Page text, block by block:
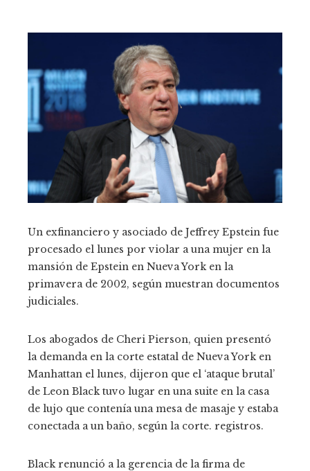
Un exfinanciero y asociado de Jeffrey Epstein fue
procesado el lunes por violar a una mujer en la
mansión de Epstein en Nueva York en la
primavera de 2002, según muestran documentos
judiciales.
Los abogados de Cheri Pierson, quien presentó
la demanda en la corte estatal de Nueva York en
Manhattan el lunes, dijeron que el ‘ataque brutal’
de Leon Black tuvo lugar en una suite en la casa
de lujo que contenía una mesa de masaje y estaba
conectada a un baño, según la corte. registros.
Black renunció a la gerencia de la firma de